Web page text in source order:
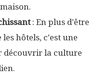
: En plus d’être
hôtels, c’est une
découvrir la culture